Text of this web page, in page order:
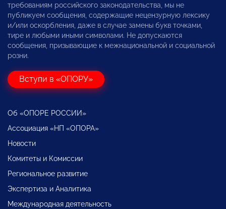
требованиям российского законодательства, мы не
публикуем сообщения, содержащие нецензурную лексику
и/или оскорбления, даже в случае замены букв точками,
тире и любыми иными символами. Не допускаются
сообщения, призывающие к межнациональной и социальной
розни.
Вступи в «ОПОРУ»
Об «ОПОРЕ РОССИИ»
Ассоциация «НП «ОПОРА»
Новости
Комитеты и Комиссии
Региональное развитие
Экспертиза и Аналитика
Международная деятельность